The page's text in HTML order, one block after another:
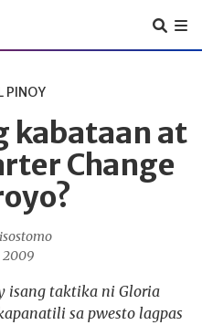
PINOY
kabataan at
Change
2009
isang taktika ni Gloria
sa pwesto lagpas